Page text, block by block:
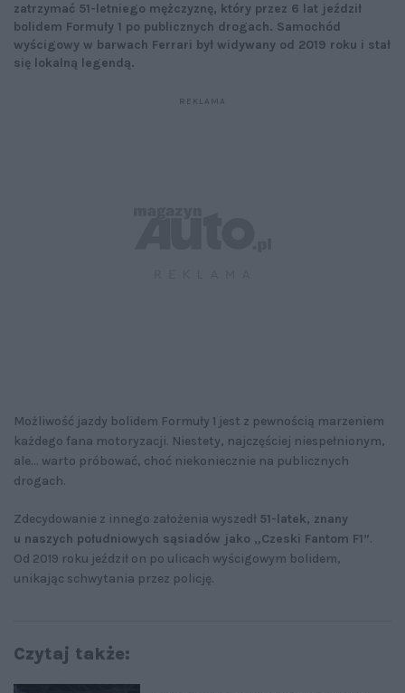
zatrzymać 51-letniego mężczyznę, który przez 6 lat jeździł
bolidem Formuły 1 po publicznych drogach. Samochód
wyścigowy w barwach Ferrari był widywany od 2019 roku i stał
się lokalną legendą.
Możliwość jazdy bolidem Formuły 1 jest z pewnością marzeniem
każdego fana motoryzacji. Niestety, najczęściej niespełnionym,
ale… warto próbować, choć niekoniecznie na publicznych
drogach.
Zdecydowanie z innego założenia wyszedł 51-latek, znany
u naszych południowych sąsiadów jako „Czeski Fantom F1”.
Od 2019 roku jeździł on po ulicach wyścigowym bolidem,
unikając schwytania przez policję.
Czytaj także: